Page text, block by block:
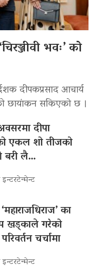
भवः’ को
दीपकप्रसाद आचार्य
को छायांकन सकिएको छ ।
दीपा
एकल शो तीजको
बरी लै…
‘महाराजधिराज’ का
खड्काले गरेको
चर्चामा